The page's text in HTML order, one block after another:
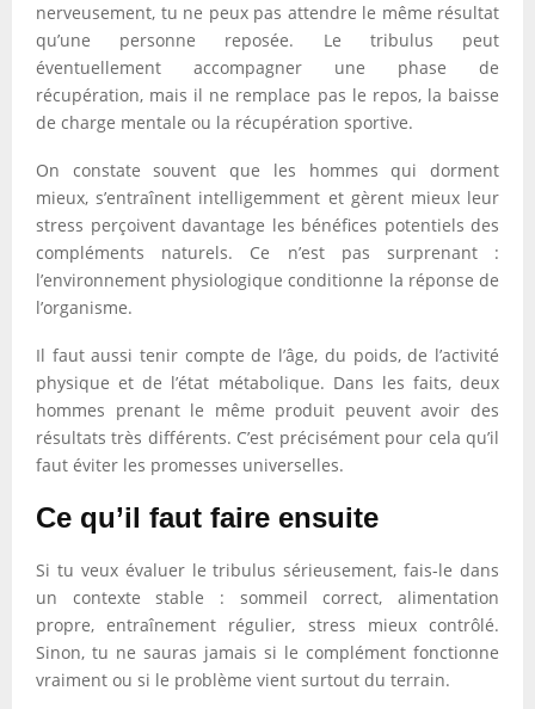
nerveusement, tu ne peux pas attendre le même résultat
qu’une personne reposée. Le tribulus peut
éventuellement accompagner une phase de
récupération, mais il ne remplace pas le repos, la baisse
de charge mentale ou la récupération sportive.
On constate souvent que les hommes qui dorment
mieux, s’entraînent intelligemment et gèrent mieux leur
stress perçoivent davantage les bénéfices potentiels des
compléments naturels. Ce n’est pas surprenant :
l’environnement physiologique conditionne la réponse de
l’organisme.
Il faut aussi tenir compte de l’âge, du poids, de l’activité
physique et de l’état métabolique. Dans les faits, deux
hommes prenant le même produit peuvent avoir des
résultats très différents. C’est précisément pour cela qu’il
faut éviter les promesses universelles.
Ce qu’il faut faire ensuite
Si tu veux évaluer le tribulus sérieusement, fais-le dans
un contexte stable : sommeil correct, alimentation
propre, entraînement régulier, stress mieux contrôlé.
Sinon, tu ne sauras jamais si le complément fonctionne
vraiment ou si le problème vient surtout du terrain.